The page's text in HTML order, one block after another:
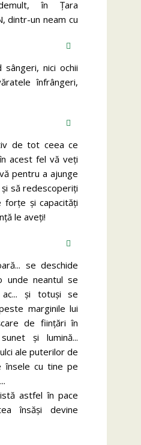
în Ţara
dintr-un neam cu
nici ochii
înfrângeri,
de tot ceea ce
acest fel vă veți
pentru a ajunge
să redescoperiți
forțe și capacități
le aveți!
se deschide
unde neantul se
și totuși se
marginile lui
de ființări în
și lumină...
ale puterilor de
însele cu tine pe
astfel în pace
însăși devine